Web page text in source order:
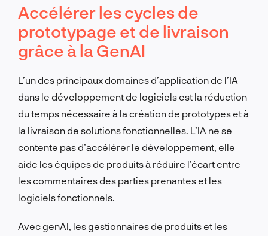
Accélérer les cycles de
prototypage et de livraison
grâce à la GenAI
L’un des principaux domaines d’application de l’IA
dans le développement de logiciels est la réduction
du temps nécessaire à la création de prototypes et à
la livraison de solutions fonctionnelles. L’IA ne se
contente pas d’accélérer le développement, elle
aide les équipes de produits à réduire l’écart entre
les commentaires des parties prenantes et les
logiciels fonctionnels.
Avec genAI, les gestionnaires de produits et les